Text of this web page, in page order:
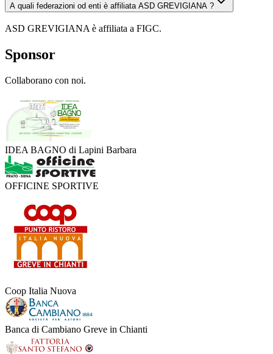
A quali federazioni od enti è affiliata ASD GREVIGIANA ?
ASD GREVIGIANA è affiliata a FIGC.
Sponsor
Collaborano con noi.
IDEA BAGNO di Lapini Barbara
OFFICINE SPORTIVE
Coop Italia Nuova
Banca di Cambiano Greve in Chianti